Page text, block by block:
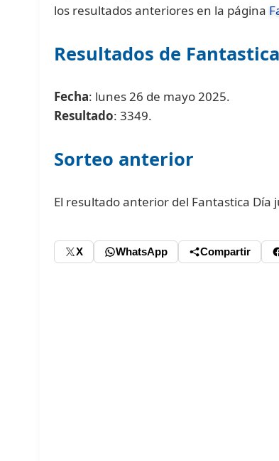
los resultados anteriores en la página
Resultados de
Fecha: lunes 26 de mayo 2025.
Resultado: 3349.
Sorteo anterior
El resultado anterior del Fantastica Día
X WhatsApp Compartir